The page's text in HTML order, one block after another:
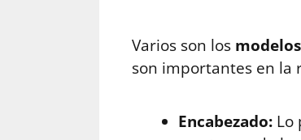
Varios son los
son importantes en la
Encabezado: Lo